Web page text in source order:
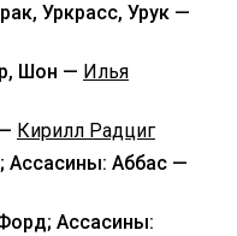
Уркрасс, Урук —
Шон — Илья
Кирилл Радциг
Ассасины: Аббас —
Ассасины: